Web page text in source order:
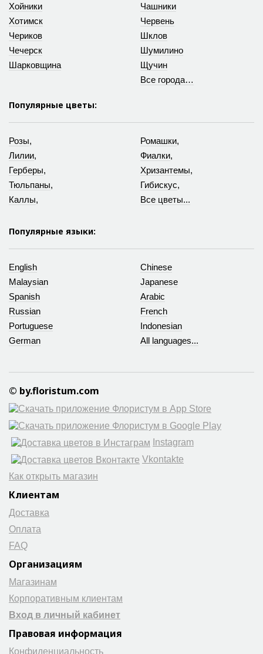
Хойники
Хотимск
Чашники
Червень
Чериков
Чечерск
Шарковщина
Шклов
Шумилино
Щучин
Все города…
Популярные цветы:
Розы,
Лилии,
Герберы,
Тюльпаны,
Каллы,
Ромашки,
Фиалки,
Хризантемы,
Гибискус,
Все цветы...
Популярные языки:
English
Malaysian
Chinese
Japanese
Spanish
Russian
Arabic
French
Portuguese
German
Indonesian
All languages...
© by.floristum.com
Instagram
Vkontakte
Как открыть магазин
Клиентам
Доставка
Оплата
FAQ
Организациям
Магазинам
Корпоративным клиентам
Вход в личный кабинет
Правовая информация
Конфиденциальность